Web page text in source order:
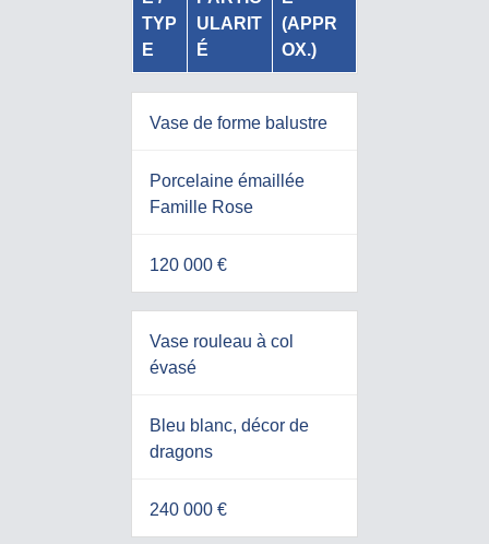
TYP
E
ULARIT
É
(APPR
OX.)
Vase de forme balustre
Porcelaine émaillée
Famille Rose
120 000 €
Vase rouleau à col
évasé
Bleu blanc, décor de
dragons
240 000 €